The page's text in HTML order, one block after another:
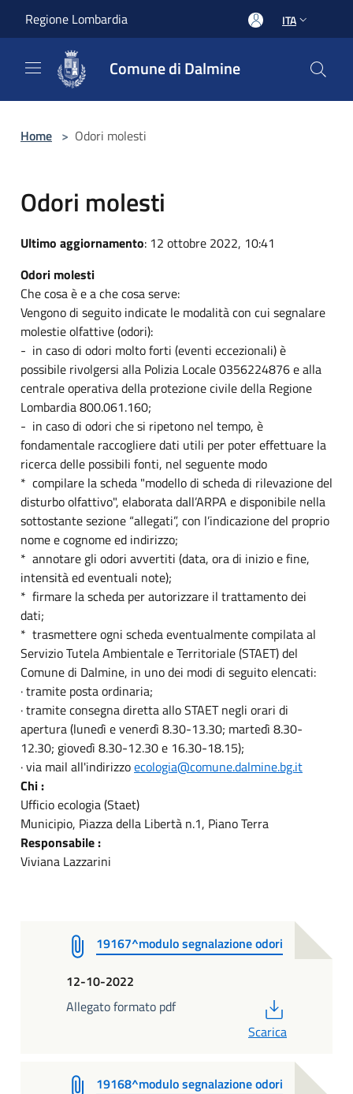
Regione Lombardia ITA
Comune di Dalmine
Home > Odori molesti
Odori molesti
Ultimo aggiornamento: 12 ottobre 2022, 10:41
Odori molesti
Che cosa è e a che cosa serve:
Vengono di seguito indicate le modalità con cui segnalare
molestie olfattive (odori):
- in caso di odori molto forti (eventi eccezionali) è
possibile rivolgersi alla Polizia Locale 0356224876 e alla
centrale operativa della protezione civile della Regione
Lombardia 800.061.160;
- in caso di odori che si ripetono nel tempo, è
fondamentale raccogliere dati utili per poter effettuare la
ricerca delle possibili fonti, nel seguente modo
* compilare la scheda "modello di scheda di rilevazione del
disturbo olfattivo", elaborata dall’ARPA e disponibile nella
sottostante sezione “allegati”, con l’indicazione del proprio
nome e cognome ed indirizzo;
* annotare gli odori avvertiti (data, ora di inizio e fine,
intensità ed eventuali note);
* firmare la scheda per autorizzare il trattamento dei
dati;
* trasmettere ogni scheda eventualmente compilata al
Servizio Tutela Ambientale e Territoriale (STAET) del
Comune di Dalmine, in uno dei modi di seguito elencati:
· tramite posta ordinaria;
· tramite consegna diretta allo STAET negli orari di
apertura (lunedì e venerdì 8.30-13.30; martedì 8.30-
12.30; giovedì 8.30-12.30 e 16.30-18.15);
· via mail all'indirizzoecologia@comune.dalmine.bg.it
Chi :
Ufficio ecologia (Staet)
Municipio, Piazza della Libertà n.1, Piano Terra
Responsabile :
Viviana Lazzarini
19167^modulo segnalazione odori
12-10-2022
Allegato formato pdf
Scarica
19168^modulo segnalazione odori